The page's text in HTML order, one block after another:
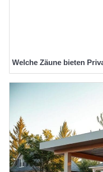
Welche Zäune bieten